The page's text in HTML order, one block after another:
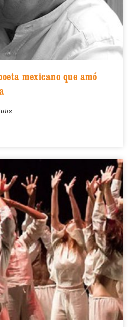
mexicano que amó